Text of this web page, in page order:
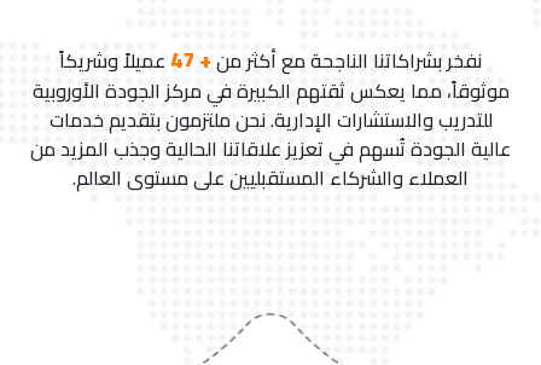
نفخر بشراكاتنا الناجحة مع أكثر من+ 47
عميلاً وشريكاً
موثوقاً، مما يعكس ثقتهم الكبيرة في مركز الجودة الأوروبية
للتدريب والاستشارات الإدارية. نحن ملتزمون بتقديم خدمات
عالية الجودة تُسهم في تعزيز علاقاتنا الحالية وجذب المزيد من
العملاء والشركاء المستقبليين على مستوى العالم.